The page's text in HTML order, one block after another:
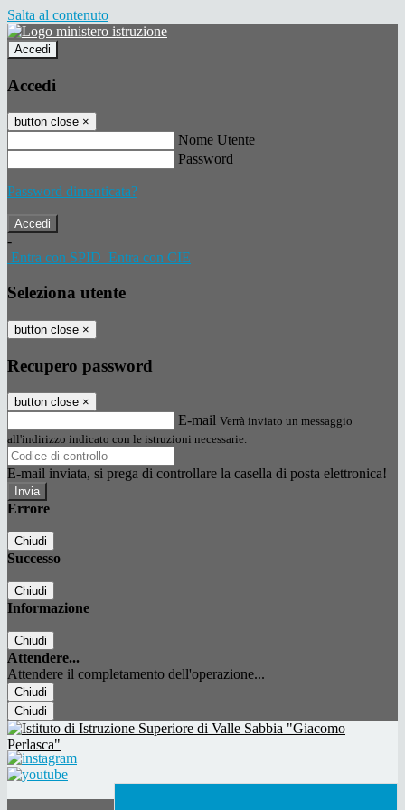
Salta al contenuto
Accedi
Accedi
button close ×
Nome Utente
Password
Password dimenticata?
-
Entra con SPID Entra con CIE
Seleziona utente
button close ×
Recupero password
button close ×
E-mail Verrà inviato un messaggio
all'indirizzo indicato con le istruzioni necessarie.
E-mail inviata, si prega di controllare la casella di posta elettronica!
Errore
Chiudi
Successo
Chiudi
Informazione
Chiudi
Attendere...
Attendere il completamento dell'operazione...
Chiudi
Chiudi